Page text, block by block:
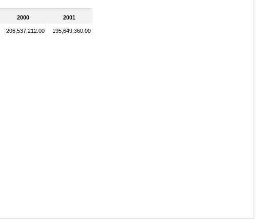
2000 2001
206,537,212.00 195,649,360.00